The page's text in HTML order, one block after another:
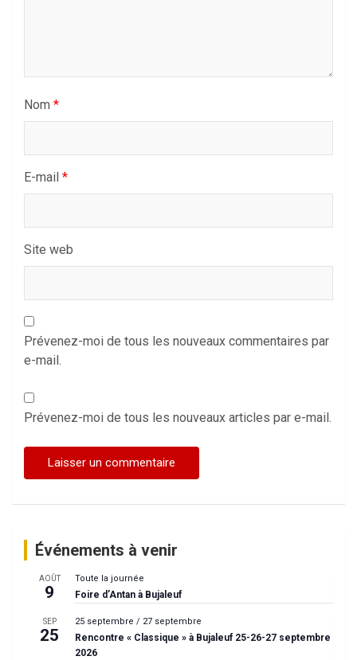
Nom *
E-mail *
Site web
Prévenez-moi de tous les nouveaux commentaires par
e-mail.
Prévenez-moi de tous les nouveaux articles par e-mail.
Événements à venir
AOÛT
9
Toute la journée
Foire d’Antan à Bujaleuf
SEP
25
25 septembre / 27 septembre
Rencontre « Classique » à Bujaleuf 25-26-27 septembre
2026